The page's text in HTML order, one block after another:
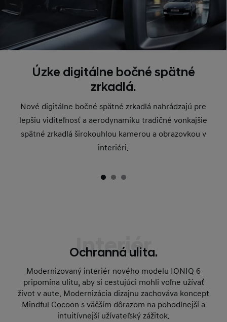
Úzke digitálne bočné spätné
zrkadlá.
Nové digitálne bočné spätné zrkadlá nahrádzajú pre
lepšiu viditeľnosť a aerodynamiku tradičné vonkajšie
spätné zrkadlá širokouhlou kamerou a obrazovkou v
interiéri.
Interiér
Ochranná ulita.
Modernizovaný interiér nového modelu IONIQ 6
pripomína ulitu, aby si cestujúci mohli voľne užívať
život v aute. Modernizácia dizajnu zachováva koncept
Mindful Cocoon s väčším dôrazom na pohodlnejší a
intuitívnejší užívateľský zážitok.